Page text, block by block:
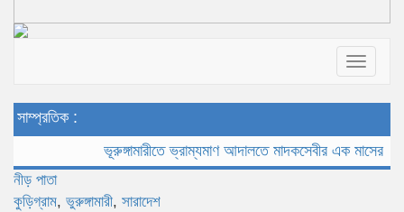
Toggle
সাম্প্রতিক :
ভূরুঙ্গামারীতে ভ্রাম্যমাণ আদালতে মাদকসেবীর এক মাসের কারাদণ্ড
নীড় পাতা
কুড়িগ্রাম, ভুরুঙ্গামারী, সারাদেশ